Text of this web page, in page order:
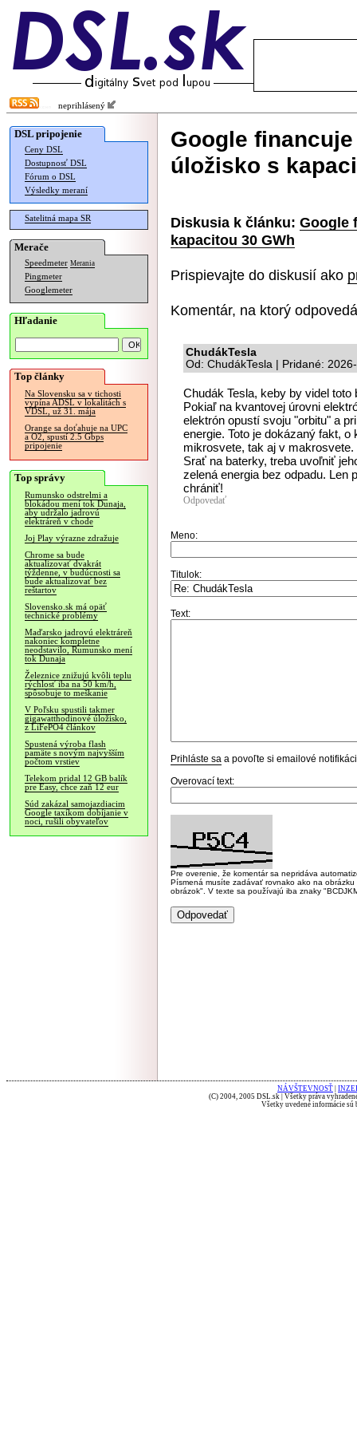
neprihlásený
DSL pripojenie
Ceny DSL
Dostupnosť DSL
Fórum o DSL
Výsledky meraní
Satelitná mapa SR
Merače
Speedmeter Merania
Pingmeter
Googlemeter
Hľadanie
Top články
Na Slovensku sa v tichosti
vypína ADSL v lokalitách s
VDSL, už 31. mája
Orange sa doťahuje na UPC
a O2, spustí 2.5 Gbps
pripojenie
Top správy
Rumunsko odstrelmi a
blokádou mení tok Dunaja,
aby udržalo jadrovú
elektráreň v chode
Joj Play výrazne zdražuje
Chrome sa bude
aktualizovať dvakrát
týždenne, v budúcnosti sa
bude aktualizovať bez
reštartov
Slovensko.sk má opäť
technické problémy
Maďarsko jadrovú elektráreň
nakoniec kompletne
neodstavilo, Rumunsko mení
tok Dunaja
Železnice znižujú kvôli teplu
rýchlosť iba na 50 km/h,
spôsobuje to meškanie
V Poľsku spustili takmer
gigawatthodinové úložisko,
z LiFePO4 článkov
Spustená výroba flash
pamäte s novým najvyšším
počtom vrstiev
Telekom pridal 12 GB balík
pre Easy, chce zaň 12 eur
Súd zakázal samojazdiacim
Google taxíkom dobíjanie v
noci, rušili obyvateľov
Google
úložisko s
Diskusia k článku: Google
kapacitou 30 GWh
Prispievajte do diskusií ako
Komentár, na ktorý
ChudákTesla
Od: ChudákTesla | Pridané:
Chudák Tesla, keby by videl
Pokiaľ na kvantovej úrovni
elektrón opustí svoju "orbitu" a
energie. Toto je dokázaný fakt,
mikrosvete, tak aj v makrosvete.
Srať na baterky, treba uvoľniť
zelená energia bez odpadu. Len
chrániť!
Odpovedať
Meno:
Titulok:
Text:
Prihláste sa a povoľte si emailové
Overovací text:
Pre overenie, že komentár sa nepridáva
Písmená musíte zadávať rovnako ako na
obrázok". V texte sa používajú iba znaky
NÁVŠTEVNOSŤ
(C) 2004, 2005 DSL.sk | Všetky práva
Všetky uvedené informácie sú